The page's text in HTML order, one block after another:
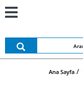
Ana Sayfa